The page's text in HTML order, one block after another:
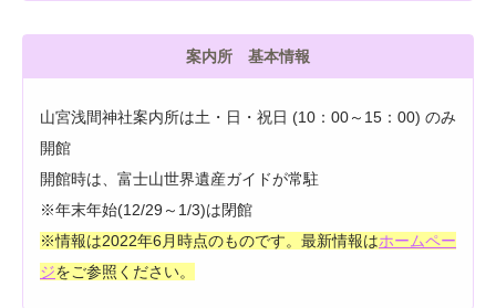
案内所 基本情報
山宮浅間神社案内所は土・日・祝日 (10：00～15：00) のみ
開館
開館時は、富士山世界遺産ガイドが常駐
※年末年始(12/29～1/3)は閉館
※情報は2022年6月時点のものです。最新情報はホームペー
ジをご参照ください。